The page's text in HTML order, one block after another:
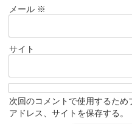
メール ※
サイト
次回のコメントで使用するた
アドレス、サイトを保存する。